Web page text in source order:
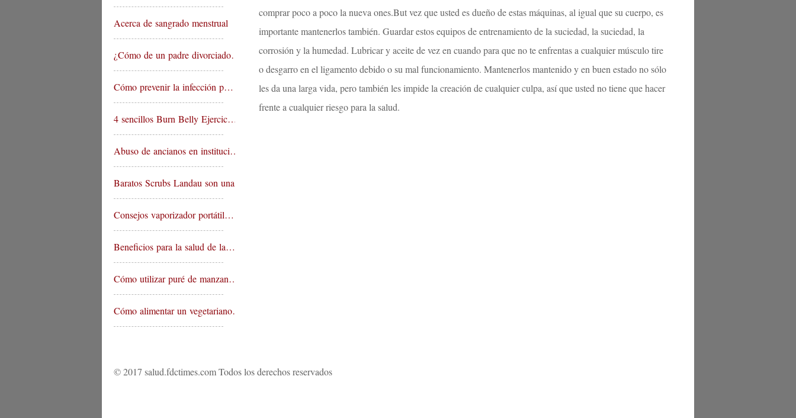
Acerca de sangrado menstrual
¿Cómo de un padre divorciado…
Cómo prevenir la infección p…
4 sencillos Burn Belly Ejercic…
Abuso de ancianos en instituci…
Baratos Scrubs Landau son una …
Consejos vaporizador portátil…
Beneficios para la salud de la…
Cómo utilizar puré de manzan…
Cómo alimentar un vegetariano…
comprar poco a poco la nueva ones.But vez que usted es dueño de estas máquinas, al igual que su cuerpo, es
importante mantenerlos también. Guardar estos equipos de entrenamiento de la suciedad, la suciedad, la
corrosión y la humedad. Lubricar y aceite de vez en cuando para que no te enfrentas a cualquier músculo tire
o desgarro en el ligamento debido o su mal funcionamiento. Mantenerlos mantenido y en buen estado no sólo
les da una larga vida, pero también les impide la creación de cualquier culpa, así que usted no tiene que hacer
frente a cualquier riesgo para la salud.
© 2017 salud.fdctimes.com Todos los derechos reservados